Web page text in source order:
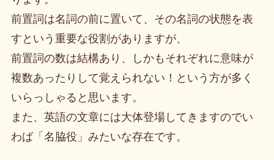
前置詞は名詞の前に置いて、その名詞の状態を表
すという重要な役割がありますが、
前置詞の数は結構あり、しかもそれぞれに意味が
複数あったりして覚えられない！という方が多く
いらっしゃると思います。
また、英語の文章には大体登場してきますのでい
わば「名脇役」みたいな存在です。